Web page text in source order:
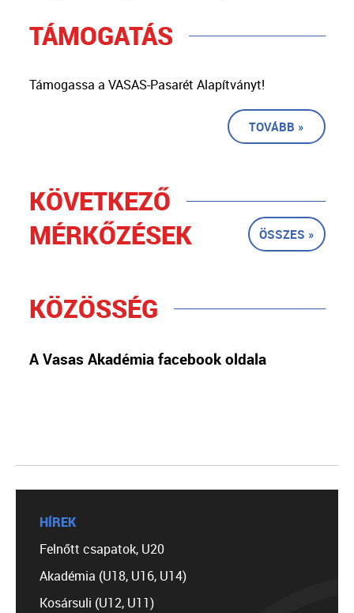
TÁMOGATÁS
Támogassa a VASAS-Pasarét Alapítványt!
TOVÁBB »
KÖVETKEZŐ
MÉRKŐZÉSEK
ÖSSZES »
KÖZÖSSÉG
A Vasas Akadémia facebook oldala
HÍREK
Felnőtt csapatok, U20
Akadémia (U18, U16, U14)
Kosársuli (U12, U11)